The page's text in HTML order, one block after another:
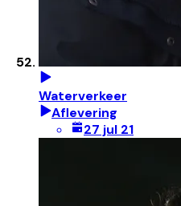
Waterverkeer
Aflevering
27 jul 21